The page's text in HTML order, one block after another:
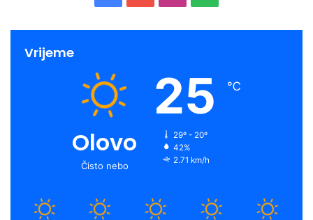
Vrijeme
Olovo
Čisto nebo
25 ℃
29º - 20º
42%
2.71 km/h